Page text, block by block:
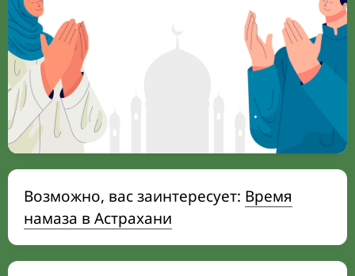
Возможно, вас заинтересует: Время
намаза в Астрахани